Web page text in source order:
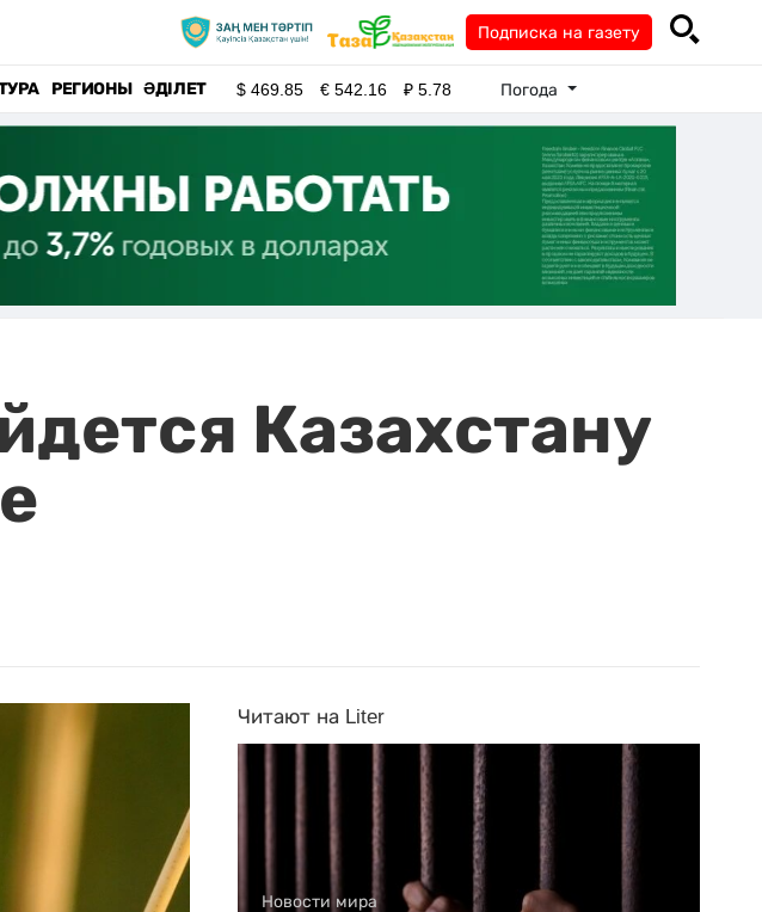
Подписка на газету
РЕГИОНЫ ӘДІЛЕТ $469.85 €542.16 ₽5.78 Погода
Казахстану
Читают на Liter
Новости мира